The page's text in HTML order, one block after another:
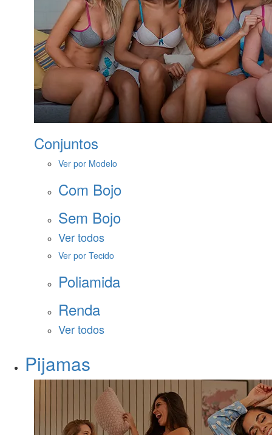
Conjuntos
Ver por Modelo
Com Bojo
Sem Bojo
Ver todos
Ver por Tecido
Poliamida
Renda
Ver todos
Pijamas